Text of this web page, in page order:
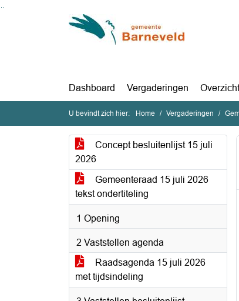
Ga naar de inhoud van deze pagina
Ga naar het zoeken
Dashboard Vergaderingen
U bevindt zich hier: Home Vergaderingen
Concept besluitenlijst 15 juli
2026
Gemeenteraad 15 juli 2026
tekst ondertiteling
1 Opening
2 Vaststellen agenda
Raadsagenda 15 juli 2026
met tijdsindeling